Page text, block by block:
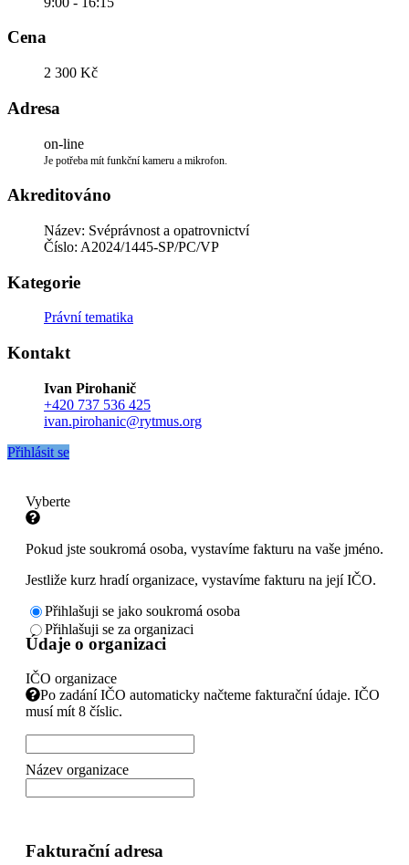
Cena
2 300 Kč
Adresa
on-line
Je potřeba mít funkční kameru a mikrofon.
Akreditováno
Název: Svéprávnost a opatrovnictví
Číslo: A2024/1445-SP/PC/VP
Kategorie
Právní tematika
Kontakt
Ivan Pirohanič
+420 737 536 425
ivan.pirohanic@rytmus.org
Přihlásit se
Vyberte
Pokud jste soukromá osoba, vystavíme fakturu na vaše jméno.
Jestliže kurz hradí organizace, vystavíme fakturu na její IČO.
Přihlašuji se jako soukromá osoba
Přihlašuji se za organizaci
Údaje o organizaci
IČO organizace
Po zadání IČO automaticky načteme fakturační údaje. IČO
musí mít 8 číslic.
Název organizace
Fakturační adresa